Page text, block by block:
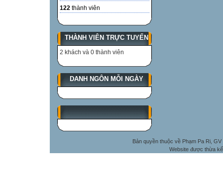
122 thành viên
THÀNH VIÊN TRỰC TUYẾN
2 khách và 0 thành viên
DANH NGÔN MỖI NGÀY
Bản quyền thuộc về Phạm Pa Ri,
Website được thừa